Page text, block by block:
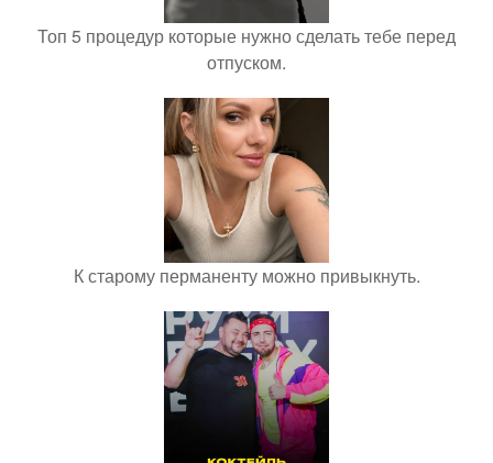
Топ 5 процедур которые нужно сделать тебе перед
отпуском.
К старому перманенту можно привыкнуть.